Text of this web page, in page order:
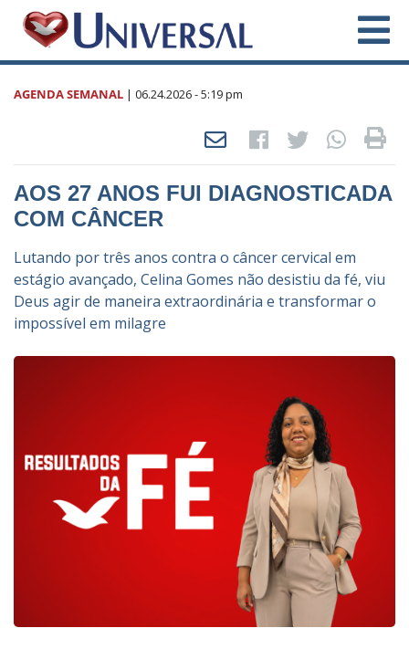
AGENDA SEMANAL | 06.24.2026- 5:19 pm
AOS 27 ANOS FUI DIAGNOSTICADA
COM CÂNCER
Lutando por três anos contra o câncer cervical em
estágio avançado, Celina Gomes não desistiu da fé, viu
Deus agir de maneira extraordinária e transformar o
impossível em milagre